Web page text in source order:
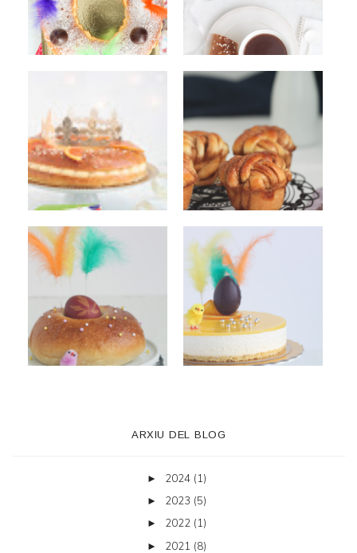
ARXIU DEL BLOG
► 2024 (1)
► 2023 (5)
► 2022 (1)
► 2021 (8)